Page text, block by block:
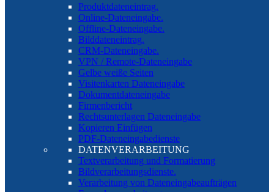
Produktdateneintrag.
Online-Dateneingabe.
Offline-Dateneingabe.
Bilddateneintrag.
CRM-Dateneingabe.
VPN / Remote-Dateneingabe
Gelbe weiße Seiten
Visitenkarten Dateneingabe
Dokumentdateneingabe
Firmenbericht
Rechtsunterlagen Dateneingabe
Kopieren Einfügen
PDF-Dateneingabedienste
DATENVERARBEITUNG
Textverarbeitung und Formatierung
Bildverarbeitungsdienste.
Verarbeitung von Dateneingabeaufträgen